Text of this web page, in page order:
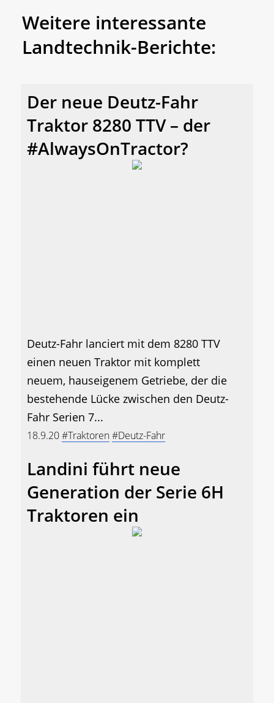
Weitere interessante
Landtechnik-Berichte:
Der neue Deutz-Fahr
Traktor 8280 TTV – der
#AlwaysOnTractor?
Deutz-Fahr lanciert mit dem 8280 TTV
einen neuen Traktor mit komplett
neuem, hauseigenem Getriebe, der die
bestehende Lücke zwischen den Deutz-
Fahr Serien 7...
18.9.20#Traktoren#Deutz-Fahr
Landini führt neue
Generation der Serie 6H
Traktoren ein